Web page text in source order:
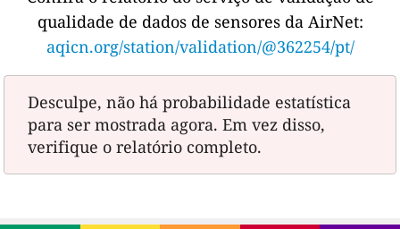
qualidade de dados de sensores da AirNet:
aqicn.org/station/validation/@362254/pt/
Desculpe, não há probabilidade estatística
para ser mostrada agora. Em vez disso,
verifique o relatório completo.